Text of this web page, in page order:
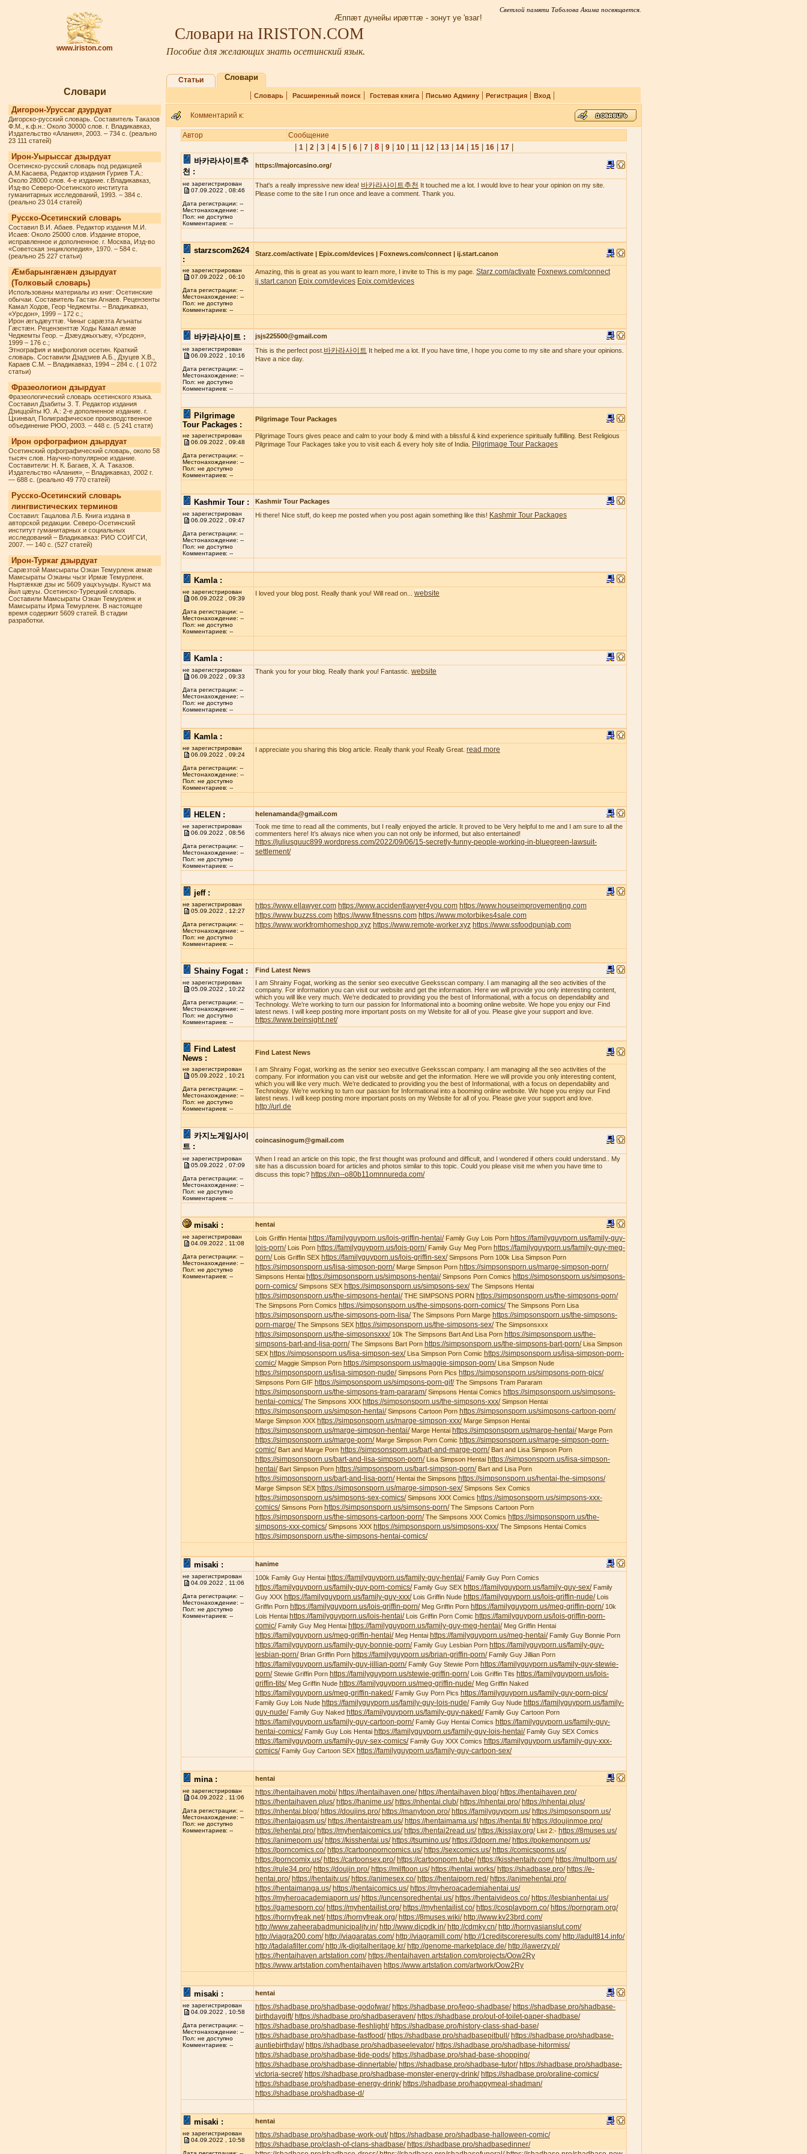
www.iriston.com
Светлой памяти Таболова Акима посвящается.
Æппæт дунейы ирæттæ - зонут уе 'взаг!
Словари на IRISTON.COM
Пособие для желающих знать осетинский язык.
Словари
Дигорон-Уруссаг дзурдуат
Дигорско-русский словарь. Составитель Таказов
Ф.М., к.ф.н.: Около 30000 слов. г. Владикавказ,
Издательство «Алания», 2003. – 734 с. (реально
23 111 статей)
Ирон-Уырыссаг дзырдуат
Осетинско-русский словарь под редакцией
А.М.Касаева, Редактор издания Гуриев Т.А.:
Около 28000 слов. 4-е издание. г.Владикавказ,
Изд-во Северо-Осетинского института
гуманитарных исследований, 1993. – 384 с.
(реально 23 014 статей)
Русско-Осетинский словарь
Составил В.И. Абаев. Редактор издания М.И.
Исаев: Около 25000 слов. Издание второе,
исправленное и дополненное. г. Москва, Изд-во
«Советская энциклопедия», 1970. – 584 с.
(реально 25 227 статьи)
Æмбарынгæнæн дзырдуат
(Толковый словарь)
Использованы материалы из книг: Осетинские
обычаи. Составитель Гастан Агнаев. Рецензенты
Камал Ходов, Геор Чеджемты. – Владикавказ,
«Урсдон», 1999 – 172 с.;
Ирон æгъдæуттæ. Чиныг сарæзта Агънаты
Гæстæн. Рецензенттæ Ходы Камал æмæ
Чеджемты Геор. – Дзæуджыхъæу, «Урсдон»,
1999 – 176 с.;
Этнография и мифология осетин. Краткий
словарь. Составили Дзадзиев А.Б., Дзуцев Х.В.,
Караев С.М. – Владикавказ, 1994 – 284 с. ( 1 072
статьи)
Фразеологион дзырдуат
Фразеологический словарь осетинского языка.
Составил Дзабиты З. Т. Редактор издания
Дзиццойты Ю. А.: 2-е дополненное издание. г.
Цхинвал, Полиграфическое производственное
объединение РЮО, 2003. – 448 с. (5 241 статя)
Ирон орфографион дзырдуат
Осетинский орфографический словарь, около 58
тысяч слов. Научно-популярное издание.
Составители: Н. К. Багаев, Х. А. Таказов.
Издательство «Алания», – Владикавказ, 2002 г.
— 688 с. (реально 49 770 статей)
Русско-Осетинский словарь
лингвистических терминов
Составил: Гацалова Л.Б. Книга издана в
авторской редакции. Северо-Осетинский
институт гуманитарных и социальных
исследований – Владикавказ: РИО СОИГСИ,
2007. — 140 с. (527 статей)
Ирон-Туркаг дзырдуат
Сарæзтой Мамсыраты Озкан Темурленк æмæ
Мамсыраты Озканы чызг Ирмæ Темурленк.
Ныртæккæ дзы ис 5609 уацхъуыды. Куыст ма
йыл цæуы. Осетинско-Турецкий словарь.
Составили Мамсыраты Озкан Темурленк и
Мамсыраты Ирма Темурленк. В настоящее
время содержит 5609 статей. В стадии
разработки.
Статьи Словари
| Словарь| Расширенный поиск| Гостевая книга| Письмо Админу| Регистрация| Вход |
Комментарий к:
Автор Сообщение
1| 2| 3| 4| 5| 6| 7| 8| 9| 10| 11| 12| 13| 14| 15| 16| 17|
바카라사이트추
천 :
https://majorcasino.org/
не зарегистрирован
07.09.2022 , 08:46
Дата регистрации: --
Местонахождение: --
Пол: не доступно
Комментариев: --
That's a really impressive new idea! 바카라사이트추천 It touched me a lot. I would love to hear your opinion on my site.
Please come to the site I run once and leave a comment. Thank you.
starzscom2624
:
Starz.com/activate | Epix.com/devices | Foxnews.com/connect | ij.start.canon
не зарегистрирован
07.09.2022 , 06:10
Дата регистрации: --
Местонахождение: --
Пол: не доступно
Комментариев: --
Amazing, this is great as you want to learn more, I invite to This is my page. Starz.com/activate Foxnews.com/connect
ij.start.canon Epix.com/devices Epix.com/devices
바카라사이트 : jsjs225500@gmail.com
не зарегистрирован
06.09.2022 , 10:16
Дата регистрации: --
Местонахождение: --
Пол: не доступно
Комментариев: --
This is the perfect post. 바카라사이트 It helped me a lot. If you have time, I hope you come to my site and share your opinions.
Have a nice day.
Pilgrimage
Tour Packages :
Pilgrimage Tour Packages
не зарегистрирован
06.09.2022 , 09:48
Дата регистрации: --
Местонахождение: --
Пол: не доступно
Комментариев: --
Pilgrimage Tours gives peace and calm to your body & mind with a blissful & kind experience spiritually fulfilling. Best Religious
Pilgrimage Tour Packages take you to visit each & every holy site of India.
Pilgrimage Tour Packages
Kashmir Tour : Kashmir Tour Packages
не зарегистрирован
06.09.2022 , 09:47
Дата регистрации: --
Местонахождение: --
Пол: не доступно
Комментариев: --
Hi there! Nice stuff, do keep me posted when you post again something like this! Kashmir Tour Packages
Kamla :
не зарегистрирован
06.09.2022 , 09:39
Дата регистрации: --
Местонахождение: --
Пол: не доступно
Комментариев: --
I loved your blog post. Really thank you! Will read on... website
Kamla :
не зарегистрирован
06.09.2022 , 09:33
Дата регистрации: --
Местонахождение: --
Пол: не доступно
Комментариев: --
Thank you for your blog. Really thank you! Fantastic. website
Kamla :
не зарегистрирован
06.09.2022 , 09:24
Дата регистрации: --
Местонахождение: --
Пол: не доступно
Комментариев: --
I appreciate you sharing this blog article. Really thank you! Really Great. read more
HELEN : helenamanda@gmail.com
не зарегистрирован
06.09.2022 , 08:56
Дата регистрации: --
Местонахождение: --
Пол: не доступно
Комментариев: --
Took me time to read all the comments, but I really enjoyed the article. It proved to be Very helpful to me and I am sure to all the
commenters here! It’s always nice when you can not only be informed, but also entertained!
https://juliusguuc899.wordpress.com/2022/09/06/15-secretly-funny-people-working-in-bluegreen-lawsuit-
settlement/
jeff :
не зарегистрирован
05.09.2022 , 12:27
Дата регистрации: --
Местонахождение: --
Пол: не доступно
Комментариев: --
https://www.ellawyer.com https://www.accidentlawyer4you.com https://www.houseimprovementing.com
https://www.buzzss.com https://www.fitnessns.com https://www.motorbikes4sale.com
https://www.workfromhomeshop.xyz https://www.remote-worker.xyz https://www.ssfoodpunjab.com
Shainy Fogat : Find Latest News
не зарегистрирован
05.09.2022 , 10:22
Дата регистрации: --
Местонахождение: --
Пол: не доступно
Комментариев: --
I am Shrainy Fogat, working as the senior seo executive Geeksscan company. I am managing all the seo activities of the
company. For information you can visit our website and get the information. Here we will provide you only interesting content,
which you will like very much. We’re dedicated to providing you the best of Informational, with a focus on dependability and
Technology. We’re working to turn our passion for Informational into a booming online website. We hope you enjoy our Find
latest news. I will keep posting more important posts on my Website for all of you. Please give your support and love.
https://www.beinsight.net/
Find Latest
News :
Find Latest News
не зарегистрирован
05.09.2022 , 10:21
Дата регистрации: --
Местонахождение: --
Пол: не доступно
Комментариев: --
I am Shrainy Fogat, working as the senior seo executive Geeksscan company. I am managing all the seo activities of the
company. For information you can visit our website and get the information. Here we will provide you only interesting content,
which you will like very much. We’re dedicated to providing you the best of Informational, with a focus on dependability and
Technology. We’re working to turn our passion for Informational into a booming online website. We hope you enjoy our Find
latest news. I will keep posting more important posts on my Website for all of you. Please give your support and love.
http://url.de
카지노게임사이
트 :
coincasinogum@gmail.com
не зарегистрирован
05.09.2022 , 07:09
Дата регистрации: --
Местонахождение: --
Пол: не доступно
Комментариев: --
When I read an article on this topic, the first thought was profound and difficult, and I wondered if others could understand.. My
site has a discussion board for articles and photos similar to this topic. Could you please visit me when you have time to
discuss this topic? https://xn--o80b11omnnureda.com/
misaki : hentai
не зарегистрирован
04.09.2022 , 11:08
Дата регистрации: --
Местонахождение: --
Пол: не доступно
Комментариев: --
Lois Griffin Hentai https://familyguyporn.us/lois-griffin-hentai/Family Guy Lois Porn https://familyguyporn.us/family-guy-
lois-porn/Lois Porn https://familyguyporn.us/lois-porn/Family Guy Meg Porn https://familyguyporn.us/family-guy-meg-
porn/Lois Griffin SEX https://familyguyporn.us/lois-griffin-sex/Simpsons Porn 100k Lisa Simpson Porn
https://simpsonsporn.us/lisa-simpson-porn/Marge Simpson Porn https://simpsonsporn.us/marge-simpson-porn/
Simpsons Hentai https://simpsonsporn.us/simpsons-hentai/Simpsons Porn Comics https://simpsonsporn.us/simpsons-
porn-comics/Simpsons SEX https://simpsonsporn.us/simpsons-sex/The Simpsons Hentai
https://simpsonsporn.us/the-simpsons-hentai/THE SIMPSONS PORN https://simpsonsporn.us/the-simpsons-porn/
The Simpsons Porn Comics https://simpsonsporn.us/the-simpsons-porn-comics/The Simpsons Porn Lisa
https://simpsonsporn.us/the-simpsons-porn-lisa/The Simpsons Porn Marge https://simpsonsporn.us/the-simpsons-
porn-marge/The Simpsons SEX https://simpsonsporn.us/the-simpsons-sex/The Simpsonsxxx
https://simpsonsporn.us/the-simpsonsxxx/10k The Simpsons Bart And Lisa Porn https://simpsonsporn.us/the-
simpsons-bart-and-lisa-porn/The Simpsons Bart Porn https://simpsonsporn.us/the-simpsons-bart-porn/Lisa Simpson
SEX https://simpsonsporn.us/lisa-simpson-sex/Lisa Simpson Porn Comic https://simpsonsporn.us/lisa-simpson-porn-
comic/Maggie Simpson Porn https://simpsonsporn.us/maggie-simpson-porn/Lisa Simpson Nude
https://simpsonsporn.us/lisa-simpson-nude/Simpsons Porn Pics https://simpsonsporn.us/simpsons-porn-pics/
Simpsons Porn GIF https://simpsonsporn.us/simpsons-porn-gif/The Simpsons Tram Pararam
https://simpsonsporn.us/the-simpsons-tram-pararam/Simpsons Hentai Comics https://simpsonsporn.us/simpsons-
hentai-comics/The Simpsons XXX https://simpsonsporn.us/the-simpsons-xxx/Simpson Hentai
https://simpsonsporn.us/simpson-hentai/Simpsons Cartoon Porn https://simpsonsporn.us/simpsons-cartoon-porn/
Marge Simpson XXX https://simpsonsporn.us/marge-simpson-xxx/Marge Simpson Hentai
https://simpsonsporn.us/marge-simpson-hentai/Marge Hentai https://simpsonsporn.us/marge-hentai/Marge Porn
https://simpsonsporn.us/marge-porn/Marge Simpson Porn Comic https://simpsonsporn.us/marge-simpson-porn-
comic/Bart and Marge Porn https://simpsonsporn.us/bart-and-marge-porn/Bart and Lisa Simpson Porn
https://simpsonsporn.us/bart-and-lisa-simpson-porn/Lisa Simpson Hentai https://simpsonsporn.us/lisa-simpson-
hentai/Bart Simpson Porn https://simpsonsporn.us/bart-simpson-porn/Bart and Lisa Porn
https://simpsonsporn.us/bart-and-lisa-porn/Hentai the Simpsons https://simpsonsporn.us/hentai-the-simpsons/
Marge Simpson SEX https://simpsonsporn.us/marge-simpson-sex/Simpsons Sex Comics
https://simpsonsporn.us/simpsons-sex-comics/Simpsons XXX Comics https://simpsonsporn.us/simpsons-xxx-
comics/Simsons Porn https://simpsonsporn.us/simsons-porn/The Simpsons Cartoon Porn
https://simpsonsporn.us/the-simpsons-cartoon-porn/The Simpsons XXX Comics https://simpsonsporn.us/the-
simpsons-xxx-comics/Simpsons XXX https://simpsonsporn.us/simpsons-xxx/The Simpsons Hentai Comics
https://simpsonsporn.us/the-simpsons-hentai-comics/
misaki : hanime
не зарегистрирован
04.09.2022 , 11:06
Дата регистрации: --
Местонахождение: --
Пол: не доступно
Комментариев: --
100k Family Guy Hentai https://familyguyporn.us/family-guy-hentai/Family Guy Porn Comics
https://familyguyporn.us/family-guy-porn-comics/Family Guy SEX https://familyguyporn.us/family-guy-sex/Family
Guy XXX https://familyguyporn.us/family-guy-xxx/Lois Griffin Nude https://familyguyporn.us/lois-griffin-nude/Lois
Griffin Porn https://familyguyporn.us/lois-griffin-porn/Meg Griffin Porn https://familyguyporn.us/meg-griffin-porn/10k
Lois Hentai https://familyguyporn.us/lois-hentai/Lois Griffin Porn Comic https://familyguyporn.us/lois-griffin-porn-
comic/Family Guy Meg Hentai https://familyguyporn.us/family-guy-meg-hentai/Meg Griffin Hentai
https://familyguyporn.us/meg-griffin-hentai/Meg Hentai https://familyguyporn.us/meg-hentai/Family Guy Bonnie Porn
https://familyguyporn.us/family-guy-bonnie-porn/Family Guy Lesbian Porn https://familyguyporn.us/family-guy-
lesbian-porn/Brian Griffin Porn https://familyguyporn.us/brian-griffin-porn/Family Guy Jillian Porn
https://familyguyporn.us/family-guy-jillian-porn/Family Guy Stewie Porn https://familyguyporn.us/family-guy-stewie-
porn/Stewie Griffin Porn https://familyguyporn.us/stewie-griffin-porn/Lois Griffin Tits https://familyguyporn.us/lois-
griffin-tits/Meg Griffin Nude https://familyguyporn.us/meg-griffin-nude/Meg Griffin Naked
https://familyguyporn.us/meg-griffin-naked/Family Guy Porn Pics https://familyguyporn.us/family-guy-porn-pics/
Family Guy Lois Nude https://familyguyporn.us/family-guy-lois-nude/Family Guy Nude https://familyguyporn.us/family-
guy-nude/Family Guy Naked https://familyguyporn.us/family-guy-naked/Family Guy Cartoon Porn
https://familyguyporn.us/family-guy-cartoon-porn/Family Guy Hentai Comics https://familyguyporn.us/family-guy-
hentai-comics/Family Guy Lois Hentai https://familyguyporn.us/family-guy-lois-hentai/Family Guy SEX Comics
https://familyguyporn.us/family-guy-sex-comics/Family Guy XXX Comics https://familyguyporn.us/family-guy-xxx-
comics/Family Guy Cartoon SEX https://familyguyporn.us/family-guy-cartoon-sex/
mina : hentai
не зарегистрирован
04.09.2022 , 11:06
Дата регистрации: --
Местонахождение: --
Пол: не доступно
Комментариев: --
https://hentaihaven.mobi/ https://hentaihaven.one/ https://hentaihaven.blog/ https://hentaihaven.pro/
https://hentaihaven.plus/ https://hanime.us/ https://nhentai.club/ https://nhentai.pro/ https://nhentai.plus/
https://nhentai.blog/ https://doujins.pro/ https://manytoon.pro/ https://familyguyporn.us/ https://simpsonsporn.us/
https://hentaigasm.us/ https://hentaistream.us/ https://hentaimama.us/ https://hentai.fit/ https://doujinmoe.pro/
https://ehentai.pro/ https://myhentaicomics.us/ https://hentai2read.us/ https://kissjav.org/List 2:- https://8muses.us/
https://animeporn.us/ https://kisshentai.us/ https://tsumino.us/ https://3dporn.me/ https://pokemonporn.us/
https://porncomics.co/ https://cartoonporncomics.us/ https://sexcomics.us/ https://comicsporns.us/
https://porncomix.us/ https://cartoonsex.pro/ https://cartoonporn.tube/ https://kisshentaitv.com/ https://multporn.us/
https://rule34.pro/ https://doujin.pro/ https://milftoon.us/ https://hentai.works/ https://shadbase.pro/ https://e-
hentai.pro/ https://hentaitv.us/ https://animesex.co/ https://hentaiporn.red/ https://animehentai.pro/
https://hentaimanga.us/ https://hentaicomics.us/ https://myheroacademiahentai.us/
https://myheroacademiaporn.us/ https://uncensoredhentai.us/ https://hentaivideos.co/ https://lesbianhentai.us/
https://gamesporn.co/ https://myhentailist.org/ https://myhentailist.co/ https://cosplayporn.co/ https://porngram.org/
https://hornyfreak.net/ https://hornyfreak.org/ https://8muses.wiki/ http://www.kv23brd.com/
http://www.zaheerabadmunicipality.in/ http://www.dicpdk.in/ http://cdmky.cn/ http://hornyasianslut.com/
http://viagra200.com/ http://viagaratas.com/ http://viagramill.com/ http://1creditscoreresults.com/ http://adult814.info/
http://tadalafilter.com/ http://k-digitalheritage.kr/ http://genome-marketplace.de/ http://jawerzy.pl/
https://hentaihaven.artstation.com/ https://hentaihaven.artstation.com/projects/Oow2Ry
https://www.artstation.com/hentaihaven https://www.artstation.com/artwork/Oow2Ry
misaki : hentai
не зарегистрирован
04.09.2022 , 10:58
Дата регистрации: --
Местонахождение: --
Пол: не доступно
Комментариев: --
https://shadbase.pro/shadbase-godofwar/ https://shadbase.pro/lego-shadbase/ https://shadbase.pro/shadbase-
birthdaygift/ https://shadbase.pro/shadbaseraven/ https://shadbase.pro/out-of-toilet-paper-shadbase/
https://shadbase.pro/shadbase-fleshlight/ https://shadbase.pro/history-class-shad-base/
https://shadbase.pro/shadbase-fastfood/ https://shadbase.pro/shadbasepitbull/ https://shadbase.pro/shadbase-
auntiebirthday/ https://shadbase.pro/shadbaseelevator/ https://shadbase.pro/shadbase-hitormiss/
https://shadbase.pro/shadbase-tide-pods/ https://shadbase.pro/shad-base-shopping/
https://shadbase.pro/shadbase-dinnertable/ https://shadbase.pro/shadbase-tutor/ https://shadbase.pro/shadbase-
victoria-secret/ https://shadbase.pro/shadbase-monster-energy-drink/ https://shadbase.pro/oraline-comics/
https://shadbase.pro/shadbase-energy-drink/ https://shadbase.pro/happymeal-shadman/
https://shadbase.pro/shadbase-d/
misaki : hentai
не зарегистрирован
04.09.2022 , 10:58
https://shadbase.pro/shadbase-work-out/ https://shadbase.pro/shadbase-halloween-comic/
https://shadbase.pro/clash-of-clans-shadbase/ https://shadbase.pro/shadbasedinner/